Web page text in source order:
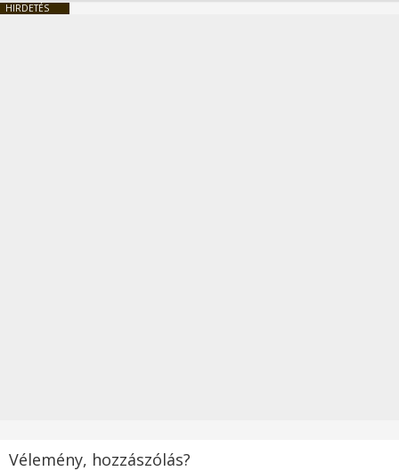
HIRDETÉS
Vélemény, hozzászólás?